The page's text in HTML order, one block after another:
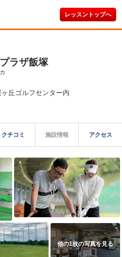
レッスントップへ
ラザ飯塚
丘ゴルフセンター内
クチコミ 施設情報 アクセス
他の1枚の写真を見る